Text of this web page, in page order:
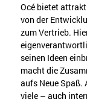
Océ bietet
von der
zum Vertrieb.
seinen Ideen
macht die
aufs Neue Spaß.
viele – auch